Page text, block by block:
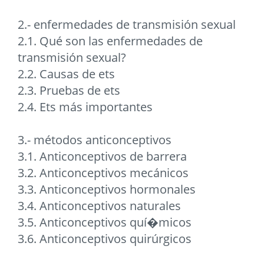
2.- enfermedades de transmisión sexual
2.1. Qué son las enfermedades de
transmisión sexual?
2.2. Causas de ets
2.3. Pruebas de ets
2.4. Ets más importantes
3.- métodos anticonceptivos
3.1. Anticonceptivos de barrera
3.2. Anticonceptivos mecánicos
3.3. Anticonceptivos hormonales
3.4. Anticonceptivos naturales
3.5. Anticonceptivos quí�micos
3.6. Anticonceptivos quirúrgicos